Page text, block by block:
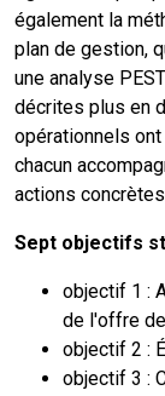
également la
plan de gestion,
une analyse
décrites plus en
opérationnels
chacun
actions
Sept objectifs
objectif 1 :
de l'offre
objectif 2 :
objectif 3 :